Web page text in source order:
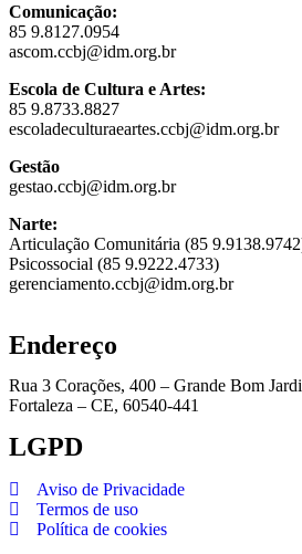
Comunicação:
85 9.8127.0954
ascom.ccbj@idm.org.br
Escola de Cultura e Artes:
85 9.8733.8827
escoladeculturaeartes.ccbj@idm.org.br
Gestão
gestao.ccbj@idm.org.br
Narte:
Articulação Comunitária (85
Psicossocial (85 9.9222.4733)
gerenciamento.ccbj@idm.org.br
Endereço
Rua 3 Corações, 400 – Grande Bom
Fortaleza – CE, 60540-441
LGPD
Aviso de Privacidade
Termos de uso
Política de cookies